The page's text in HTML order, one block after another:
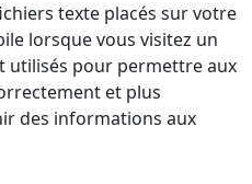
texte placés sur votre
lorsque vous visitez un
utilisés pour permettre aux
et plus
des informations aux